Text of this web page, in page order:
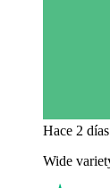
Hace 2 días
Wide